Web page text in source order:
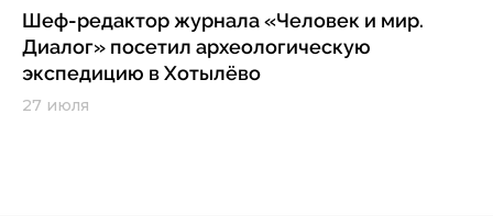
Шеф-редактор журнала «Человек и мир.
Диалог» посетил археологическую
экспедицию в Хотылёво
27 июля